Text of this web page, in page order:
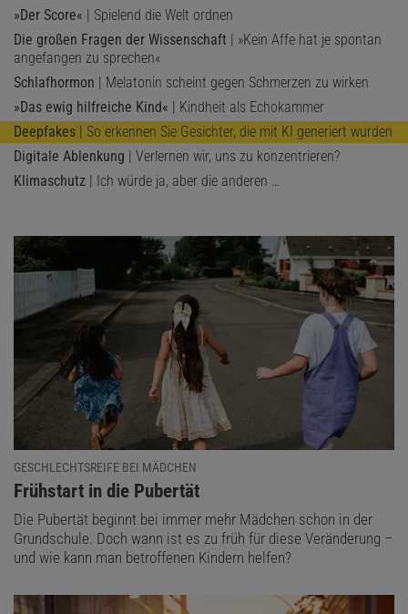
»Der Score« | Spielend die Welt ordnen
Die großen Fragen der Wissenschaft | »Kein Affe hat je spontan
angefangen zu sprechen«
Schlafhormon | Melatonin scheint gegen Schmerzen zu wirken
»Das ewig hilfreiche Kind« | Kindheit als Echokammer
Deepfakes | So erkennen Sie Gesichter, die mit KI generiert wurden
Digitale Ablenkung | Verlernen wir, uns zu konzentrieren?
Klimaschutz | Ich würde ja, aber die anderen …
GESCHLECHTSREIFE BEI MÄDCHEN
:
Frühstart in die Pubertät
Die Pubertät beginnt bei immer mehr Mädchen schon in der
Grundschule. Doch wann ist es zu früh für diese Veränderung –
und wie kann man betroffenen Kindern helfen?